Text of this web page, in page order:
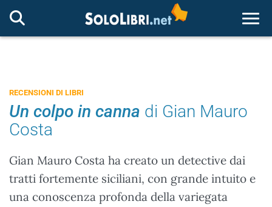
RECENSIONI DI LIBRI
Un colpo in canna di Gian Mauro
Costa
Gian Mauro Costa ha creato un detective dai
tratti fortemente siciliani, con grande intuito e
una conoscenza profonda della variegata